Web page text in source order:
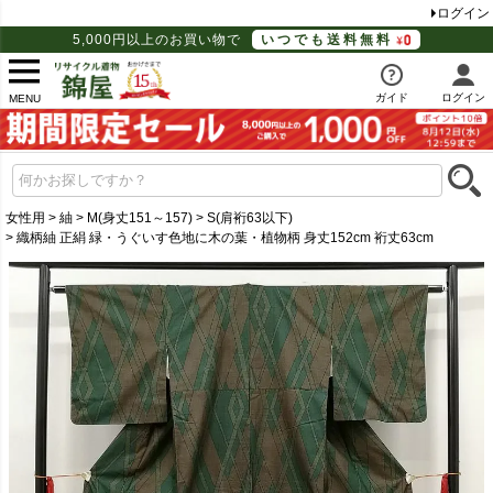
ログイン
5,000円以上のお買い物で
いつでも送料無料
MENU ガイド ログイン
女性用 紬 M(身丈151～157)
S(肩裄63以下)
織柄紬 正絹 緑・うぐいす色地に木の葉・植物柄 身丈152cm 裄丈63cm